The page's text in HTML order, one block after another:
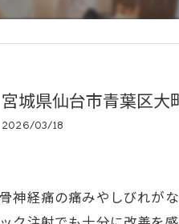
宮城県仙台市青葉区大
2026/03/18
神経痛の痛みやしびれが